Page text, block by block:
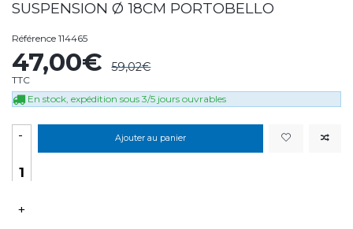
SUSPENSION Ø 18CM PORTOBELLO
Référence 114465
47,00€ 59,02€
TTC
En stock, expédition sous 3/5 jours ouvrables
-
+
Ajouter au panier